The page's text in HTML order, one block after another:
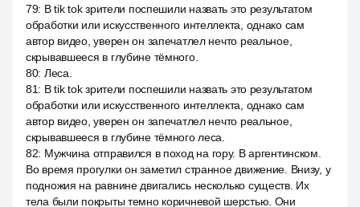
79: В tik tok зрители поспешили назвать это результатом
обработки или искусственного интеллекта, однако сам
автор видео, уверен он запечатлел нечто реальное,
скрывавшееся в глубине тёмного.
80: Леса.
81: В tik tok зрители поспешили назвать это результатом
обработки или искусственного интеллекта, однако сам
автор видео, уверен он запечатлел нечто реальное,
скрывавшееся в глубине тёмного леса.
82: Мужчина отправился в поход на гору. В аргентинском.
Во время прогулки он заметил странное движение. Внизу, у
подножия на равнине двигались несколько существ. Их
тела были покрыты темно коричневой шерстью. Они